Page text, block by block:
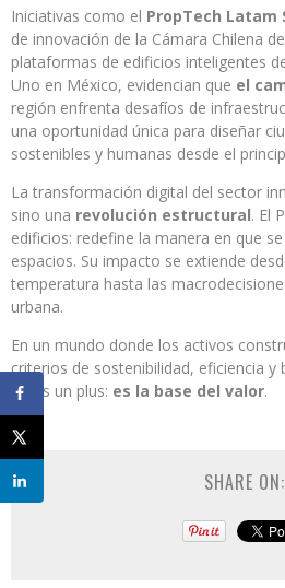
Iniciativas como el PropTech Latam
de innovación de la Cámara Chilena
plataformas de edificios inteligentes
Uno en México, evidencian que el
región enfrenta desafíos de
una oportunidad única para diseñar
sostenibles y humanas desde el
La transformación digital del sector
sino una revolución estructural. El
edificios: redefine la manera en que
espacios. Su impacto se extiende
temperatura hasta las
urbana.
En un mundo donde los activos
criterios de sostenibilidad, eficiencia y
no es un plus: es la base del valor.
SHARE ON: